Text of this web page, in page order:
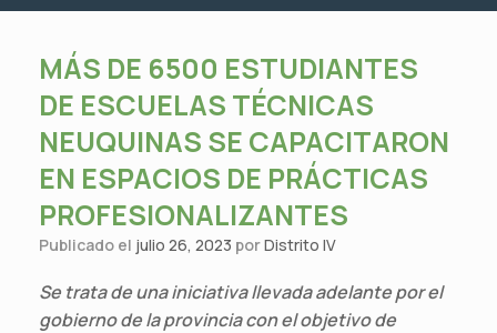
MÁS DE 6500 ESTUDIANTES
DE ESCUELAS TÉCNICAS
NEUQUINAS SE CAPACITARON
EN ESPACIOS DE PRÁCTICAS
PROFESIONALIZANTES
Publicado el julio 26, 2023 porDistrito IV
Se trata de una iniciativa llevada adelante por el
gobierno de la provincia con el objetivo de